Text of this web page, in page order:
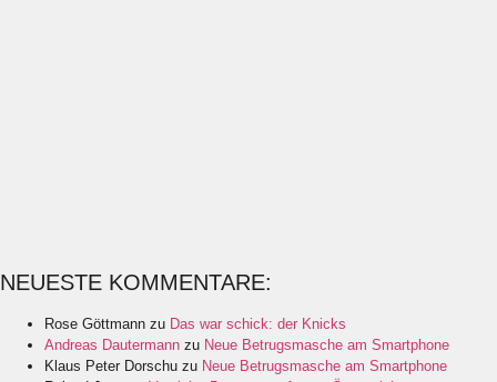
NEUESTE KOMMENTARE:
Rose Göttmann zu Das war schick: der Knicks
Andreas Dautermann zu Neue Betrugsmasche am Smartphone
Klaus Peter Dorschu zu Neue Betrugsmasche am Smartphone